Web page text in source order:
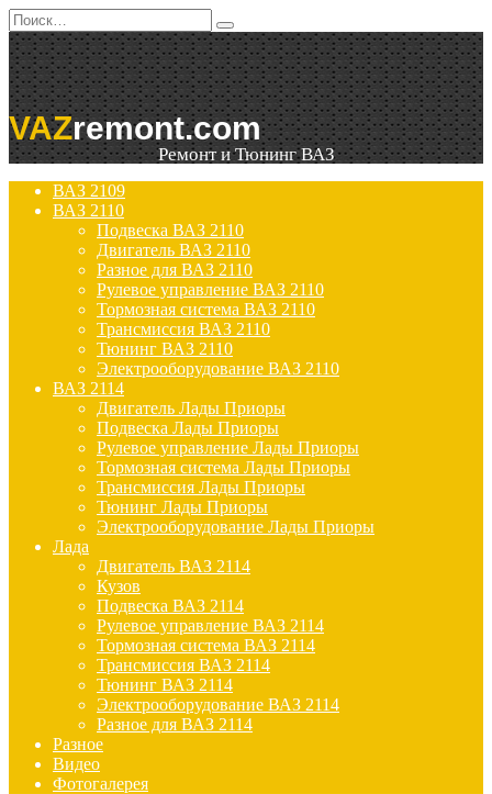
Перейти
к
содержанию
Search
for:
VAZremont.com
Ремонт и Тюнинг ВАЗ
ВАЗ 2109
ВАЗ 2110
Подвеска ВАЗ 2110
Двигатель ВАЗ 2110
Разное для ВАЗ 2110
Рулевое управление ВАЗ 2110
Тормозная система ВАЗ 2110
Трансмиссия ВАЗ 2110
Тюнинг ВАЗ 2110
Электрооборудование ВАЗ 2110
ВАЗ 2114
Двигатель Лады Приоры
Подвеска Лады Приоры
Рулевое управление Лады Приоры
Тормозная система Лады Приоры
Трансмиссия Лады Приоры
Тюнинг Лады Приоры
Электрооборудование Лады Приоры
Лада
Двигатель ВАЗ 2114
Кузов
Подвеска ВАЗ 2114
Рулевое управление ВАЗ 2114
Тормозная система ВАЗ 2114
Трансмиссия ВАЗ 2114
Тюнинг ВАЗ 2114
Электрооборудование ВАЗ 2114
Разное для ВАЗ 2114
Разное
Видео
Фотогалерея